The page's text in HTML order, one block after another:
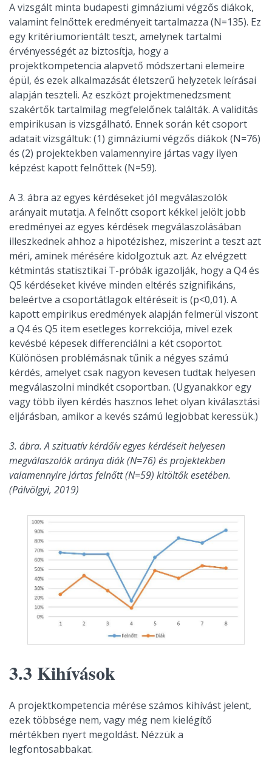
A vizsgált minta budapesti gimnáziumi végzős diákok,
valamint felnőttek eredményeit tartalmazza (N=135). Ez
egy kritériumorientált teszt, amelynek tartalmi
érvényességét az biztosítja, hogy a
projektkompetencia alapvető módszertani elemeire
épül, és ezek alkalmazását életszerű helyzetek leírásai
alapján teszteli. Az eszközt projektmenedzsment
szakértők tartalmilag megfelelőnek találták. A validitás
empirikusan is vizsgálható. Ennek során két csoport
adatait vizsgáltuk: (1) gimnáziumi végzős diákok (N=76)
és (2) projektekben valamennyire jártas vagy ilyen
képzést kapott felnőttek (N=59).
A 3. ábra az egyes kérdéseket jól megválaszolók
arányait mutatja. A felnőtt csoport kékkel jelölt jobb
eredményei az egyes kérdések megválaszolásában
illeszkednek ahhoz a hipotézishez, miszerint a teszt azt
méri, aminek mérésére kidolgoztuk azt. Az elvégzett
kétmintás statisztikai T-próbák igazolják, hogy a Q4 és
Q5 kérdéseket kivéve minden eltérés szignifikáns,
beleértve a csoportátlagok eltéréseit is (p<0,01). A
kapott empirikus eredmények alapján felmerül viszont
a Q4 és Q5 item esetleges korrekciója, mivel ezek
kevésbé képesek differenciálni a két csoportot.
Különösen problémásnak tűnik a négyes számú
kérdés, amelyet csak nagyon kevesen tudtak helyesen
megválaszolni mindkét csoportban. (Ugyanakkor egy
vagy több ilyen kérdés hasznos lehet olyan kiválasztási
eljárásban, amikor a kevés számú legjobbat keressük.)
3. ábra. A szituatív kérdőív egyes kérdéseit helyesen
megválaszolók aránya diák (N=76) és projektekben
valamennyire jártas felnőtt (N=59) kitöltők esetében.
(Pálvölgyi, 2019)
3.3 Kihívások
A projektkompetencia mérése számos kihívást jelent,
ezek többsége nem, vagy még nem kielégítő
mértékben nyert megoldást. Nézzük a
legfontosabbakat.